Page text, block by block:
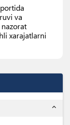
va
xarajatlarni
expand_less